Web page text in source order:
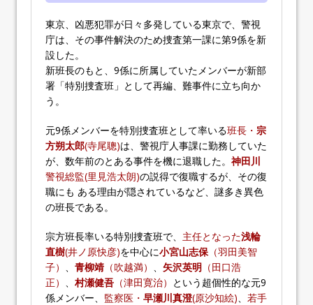
東京、凶悪犯罪が日々多発している東京で、警視
庁は、その事件解決のため捜査第一課に第9係を新
設した。
新班長のもと、9係に所属していたメンバーが新部
署「特別捜査班」として再編、難事件に立ち向か
う。
元9係メンバーを特別捜査班として率いる班長・ 宗
方朔太郎(寺尾聰)は、警視庁人事課に勤務していた
が、数年前のとある事件を機に退職した。 神田川
警視総監(里見浩太朗)の説得で復職するが、その復
職にも ある理由が隠されているなど、謎多き異色
の班長である。
宗方班長率いる特別捜査班で、 主任となった浅輪
直樹(井ノ原快彦)を中心に小宮山志保 （羽田美智
子）
青柳靖 （吹越満） 矢沢英明 （田口浩
正）
村瀬健吾 （津田寛治） という超個性的な元9
係メンバー、 監察医・ 早瀬川真澄(原沙知絵)
若手